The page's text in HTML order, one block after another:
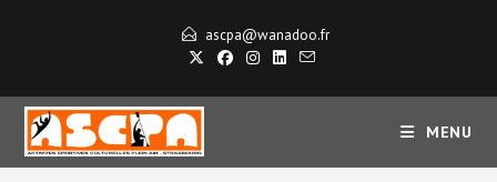
ascpa@wanadoo.fr
MENU